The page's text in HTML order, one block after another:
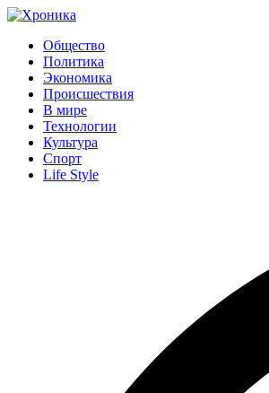
Общество
Политика
Экономика
Происшествия
В мире
Технологии
Культура
Спорт
Life Style